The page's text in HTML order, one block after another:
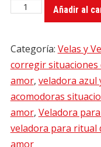
was:
$98.00.
is:
$79.00.
Veladora
Acomoda
Cosas
Y
Pon
En
Orden
EL
Añadir al
Categoría: Velas y
corregir situaciones
amor, veladora azul
acomodoras
amor, Veladora
veladora para ritual
amor